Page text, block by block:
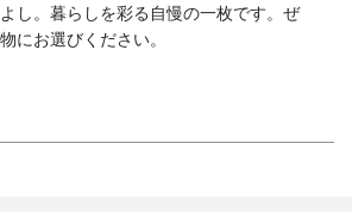
し。暮らしを彩る自慢の一枚です。ぜ
にお選びください。